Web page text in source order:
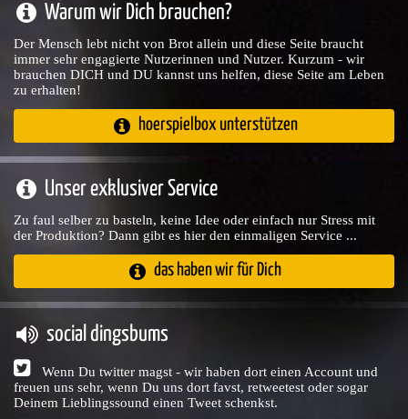
Warum wir Dich brauchen?
Der Mensch lebt nicht von Brot allein und diese Seite braucht
immer sehr engagierte Nutzerinnen und Nutzer. Kurzum - wir
brauchen DICH und DU kannst uns helfen, diese Seite am Leben
zu erhalten!
hoerspielbox unterstützen
Unser exklusiver Service
Zu faul selber zu basteln, keine Idee oder einfach nur Stress mit
der Produktion? Dann gibt es hier den einmaligen Service ...
das haben wir für Dich
social dingsbums
Wenn Du twitter magst - wir haben dort einen Account und
freuen uns sehr, wenn Du uns dort favst, retweetest oder sogar
Deinem Lieblingssound einen Tweet schenkst.